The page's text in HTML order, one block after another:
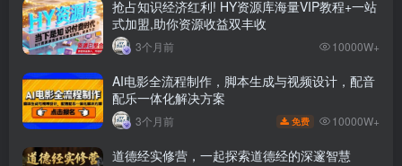
抢占知识经济红利! HY资源库海量VIP教程+一站
式加盟,助你资源收益双丰收
3个月前 10000W+
AI电影全流程制作，脚本生成与视频设计，配音
配乐一体化解决方案
3个月前 免费 10000W+
道德经实修营，一起探索道德经的深邃智慧